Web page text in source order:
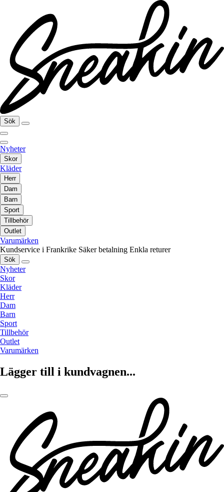
Sök
Nyheter
Skor
Kläder
Herr
Dam
Barn
Sport
Tillbehör
Outlet
Varumärken
Kundservice i Frankrike Säker betalning Enkla returer
Sök
Nyheter
Skor
Kläder
Herr
Dam
Barn
Sport
Tillbehör
Outlet
Varumärken
Lägger till i kundvagnen...